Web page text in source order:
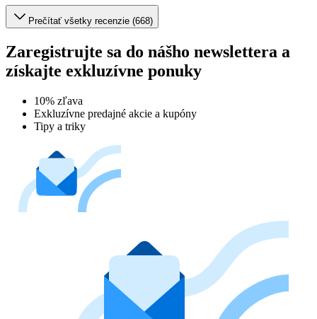
Prečítať všetky recenzie (668)
Zaregistrujte sa do nášho newslettera a
získajte exkluzívne ponuky
10% zľava
Exkluzívne predajné akcie a kupóny
Tipy a triky